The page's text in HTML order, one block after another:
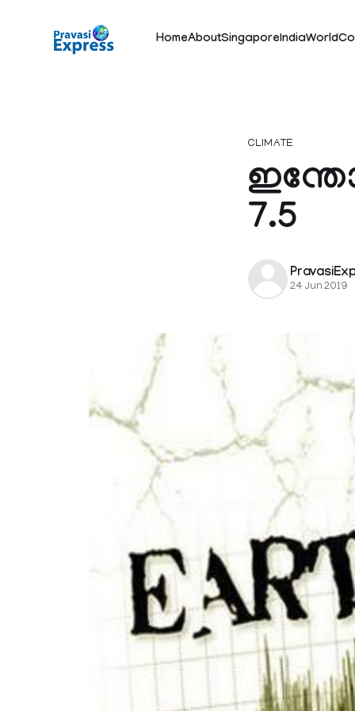
HomeAboutSingaporeIndiaWorld
CLIMATE
7.5
24 Jun 2019